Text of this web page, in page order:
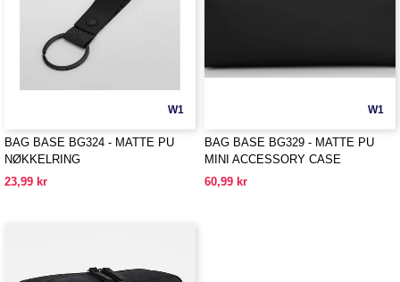
W1
BAG BASE BG324 - MATTE PU
NØKKELRING
23,99 kr
W1
BAG BASE BG329 - MATTE PU
MINI ACCESSORY CASE
60,99 kr